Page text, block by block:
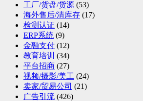
工厂/货盘/货源 (53)
海外售后/清库存 (17)
检测认证 (14)
ERP系统 (9)
金融支付 (12)
教育培训 (34)
平台招商 (27)
视频/摄影/美工 (24)
卖家/贸易公司 (21)
广告引流 (426)